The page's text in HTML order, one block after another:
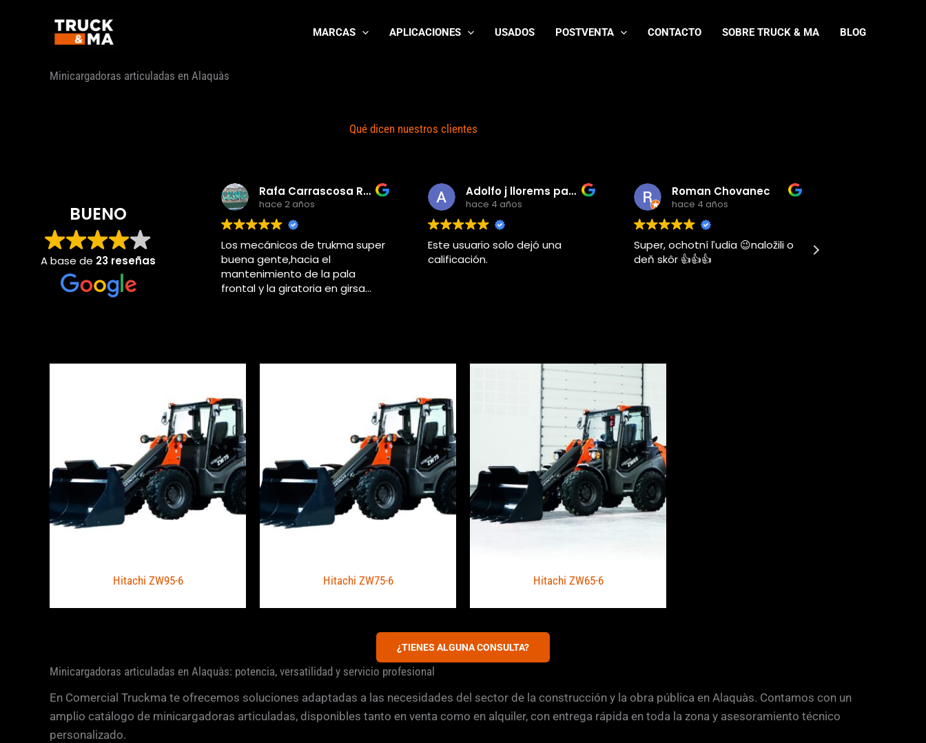
MARCAS APLICACIONES USADOS POSTVENTA CONTACTO SOBRE TRUCK & MA BLOG
Minicargadoras articuladas en Alaquàs
Qué dicen nuestros clientes
BUENO
A base de 23 reseñas
Rafa Carrascosa Rodriguez
hace 2 años
Los mecánicos de trukma super
buena gente,hacia el
mantenimiento de la pala
frontal y la giratoria en girsa
Adolfo j llorems pastor
hace 4 años
Este usuario solo dejó una
calificación.
Roman Chovanec
hace 4 años
Super, ochotní ľudia 😉naložili o
deň skôr 👍👍👍
Hitachi ZW95-6 Hitachi ZW75-6 Hitachi ZW65-6
¿TIENES ALGUNA CONSULTA?
Minicargadoras articuladas en Alaquàs: potencia, versatilidad y servicio profesional
En Comercial Truckma te ofrecemos soluciones adaptadas a las necesidades del sector de la construcción y la obra pública en Alaquàs. Contamos con un
amplio catálogo de minicargadoras articuladas, disponibles tanto en venta como en alquiler, con entrega rápida en toda la zona y asesoramiento técnico
personalizado.